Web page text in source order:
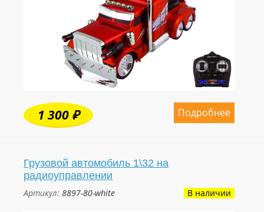
Подробнее
1 300 ₽
Грузовой автомобиль 1\32 на
радиоуправлении
Артикул: 8897-80-white В наличии